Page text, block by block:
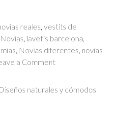
reales, vestits de
, lavetis barcelona,
, Novias diferentes, novias
a Commenton
peinado
naturales y cómodos